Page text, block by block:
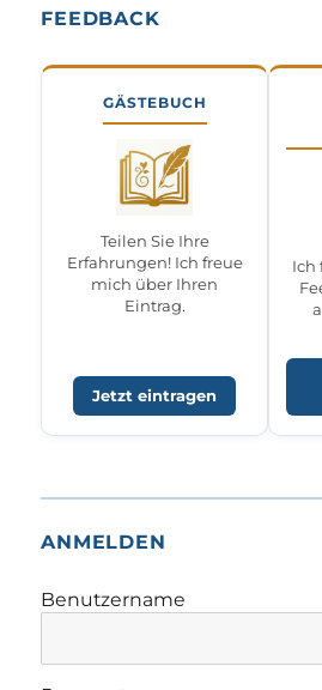
FEEDBACK
GÄSTEBUCH
Teilen Sie Ihre
Erfahrungen! Ich freue
mich über Ihren
Eintrag.
Jetzt eintragen
Ich
ANMELDEN
Benutzername